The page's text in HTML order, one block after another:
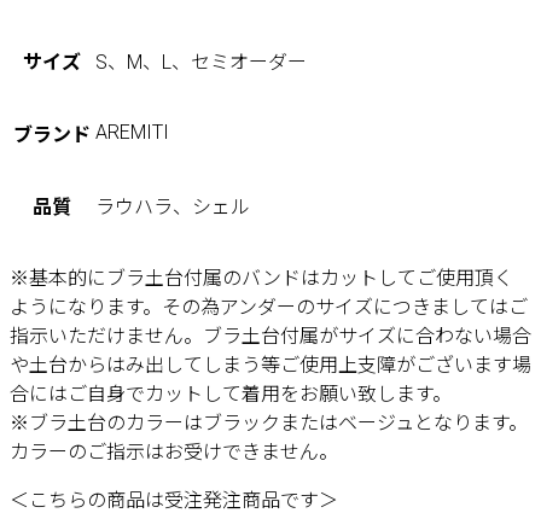
サイズ S、M、L、セミオーダー
ブランド AREMITI
品質 ラウハラ、シェル
※基本的にブラ土台付属のバンドはカットしてご使用頂く
ようになります。その為アンダーのサイズにつきましてはご
指示いただけません。ブラ土台付属がサイズに合わない場合
や土台からはみ出してしまう等ご使用上支障がございます場
合にはご自身でカットして着用をお願い致します。
※ブラ土台のカラーはブラックまたはベージュとなります。
カラーのご指示はお受けできません。
＜こちらの商品は受注発注商品です＞